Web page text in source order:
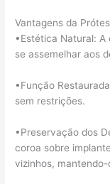
Vantagens da
•Estética Natural:
se assemelhar aos
•Função
sem restrições.
•Preservação dos
coroa sobre
vizinhos,